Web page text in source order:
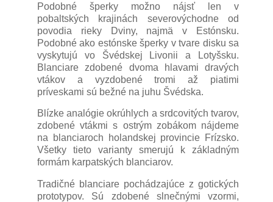
Podobné šperky možno nájsť len v
pobaltských krajinách severovýchodne od
povodia rieky Dviny, najmä v Estónsku.
Podobné ako estónske šperky v tvare disku sa
vyskytujú vo Švédskej Livonii a Lotyšsku.
Blanciare zdobené dvoma hlavami dravých
vtákov a vyzdobené tromi až piatimi
príveskami sú bežné na juhu Švédska.
Blízke analógie okrúhlych a srdcovitých tvarov,
zdobené vtákmi s ostrým zobákom nájdeme
na blanciaroch holandskej provincie Frízsko.
Všetky tieto varianty smerujú k základným
formám karpatských blanciarov.
Tradičné blanciare pochádzajúce z gotických
prototypov. Sú zdobené slnečnými vzormi,